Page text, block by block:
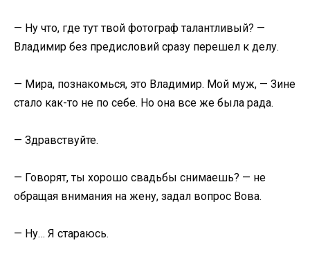
— Ну что, где тут твой фотограф талантливый? —
Владимир без предисловий сразу перешел к делу.
— Мира, познакомься, это Владимир. Мой муж, — Зине
стало как-то не по себе. Но она все же была рада.
— Здравствуйте.
— Говорят, ты хорошо свадьбы снимаешь? — не
обращая внимания на жену, задал вопрос Вова.
— Ну… Я стараюсь.